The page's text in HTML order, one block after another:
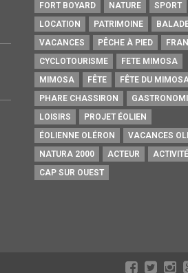
FORT BOYARD
NATURE
SPORT
LOCATION
PATRIMOINE
VACANCES
PÊCHE À PIED
CYCLOTOURISME
FETE MIMOSA
MIMOSA
FÊTE
FÊTE DU
PHARE CHASSIRON
LOISIRS
PROJET ÉOLIEN
ÉOLIENNE OLÉRON
VACANCES
NATURA 2000
ACTEUR
CAP SUR OUEST